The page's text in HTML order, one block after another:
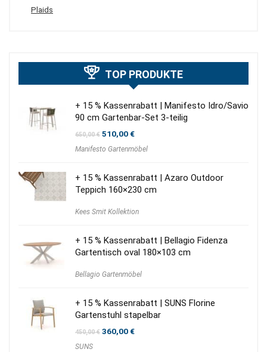
Plaids
TOP PRODUKTE
+ 15 % Kassenrabatt | Manifesto Idro/Savio
90 cm Gartenbar-Set 3-teilig
650,00€ Ursprünglicher
war:
510,00€Aktueller
ist:
Manifesto Gartenmöbel
+ 15 % Kassenrabatt | Azaro Outdoor
Teppich 160×230 cm
Kees Smit Kollektion
+ 15 % Kassenrabatt | Bellagio Fidenza
Gartentisch oval 180×103 cm
Bellagio Gartenmöbel
+ 15 % Kassenrabatt | SUNS Florine
Gartenstuhl stapelbar
450,00€ Ursprünglicher
360,00€Aktueller
SUNS